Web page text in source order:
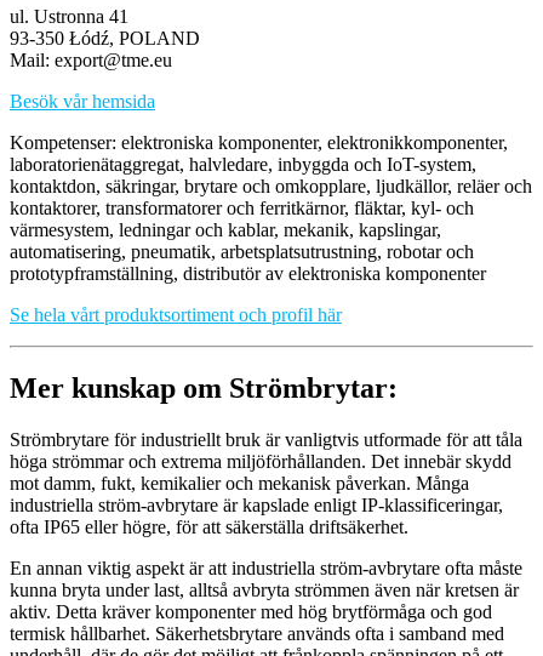
ul. Ustronna 41
93-350 Łódź, POLAND
Mail: export@tme.eu
Besök vår hemsida
Kompetenser: elektroniska komponenter, elektronikkomponenter,
laboratorienätaggregat, halvledare, inbyggda och IoT-system,
kontaktdon, säkringar, brytare och omkopplare, ljudkällor, reläer och
kontaktorer, transformatorer och ferritkärnor, fläktar, kyl- och
värmesystem, ledningar och kablar, mekanik, kapslingar,
automatisering, pneumatik, arbetsplatsutrustning, robotar och
prototypframställning, distributör av elektroniska komponenter
Se hela vårt produktsortiment och profil här
Mer kunskap om Strömbrytar:
Strömbrytare för industriellt bruk är vanligtvis utformade för att tåla
höga strömmar och extrema miljöförhållanden. Det innebär skydd
mot damm, fukt, kemikalier och mekanisk påverkan. Många
industriella ström-avbrytare är kapslade enligt IP-klassificeringar,
ofta IP65 eller högre, för att säkerställa driftsäkerhet.
En annan viktig aspekt är att industriella ström-avbrytare ofta måste
kunna bryta under last, alltså avbryta strömmen även när kretsen är
aktiv. Detta kräver komponenter med hög brytförmåga och god
termisk hållbarhet. Säkerhetsbrytare används ofta i samband med